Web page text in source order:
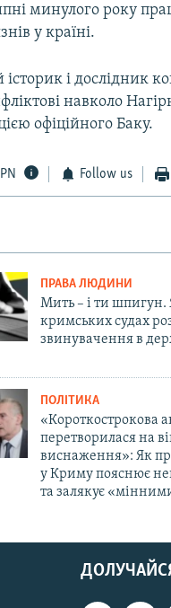
минулого року
у країні.
і дослідник
навколо
офіційного Баку.
Follow us
ПРАВА ЛЮДИНИ
Мить – і ти шпигун.
кримських судах
звинувачення в
ПОЛІТИКА
«Короткострокова
перетворилася на
виснаження»: Як
у Криму пояснює
та залякує